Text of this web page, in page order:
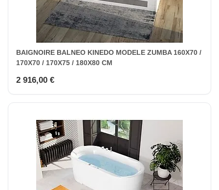
BAIGNOIRE BALNEO KINEDO MODELE ZUMBA 160X70 /
170X70 / 170X75 / 180X80 CM
2 916,00 €